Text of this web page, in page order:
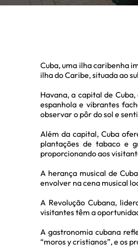
Cuba, uma ilha caribenha
ilha do Caribe, situada ao
Havana, a capital de
espanhola e vibrantes
observar o pôr do sol e
Além da capital, Cuba
plantações de tabaco e
proporcionando aos
A herança musical de
envolver na cena musical
A Revolução Cubana,
visitantes têm a
A gastronomia cubana
“moros y cristianos”, e os